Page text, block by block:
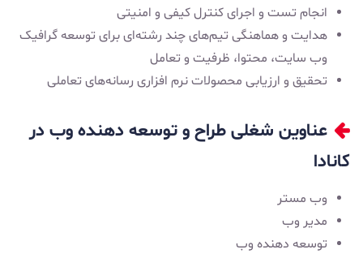
انجام تست و اجرای کنترل کیفی و امنیتی
هدایت و هماهنگی تیم‌های چند رشته‌ای برای توسعه گرافیک
وب سایت، محتوا، ظرفیت و تعامل
تحقیق و ارزیابی محصولات نرم افزاری رسانه‌های تعاملی
عناوین شغلی طراح و توسعه دهنده وب در
کانادا
وب مستر
مدیر وب
توسعه دهنده وب